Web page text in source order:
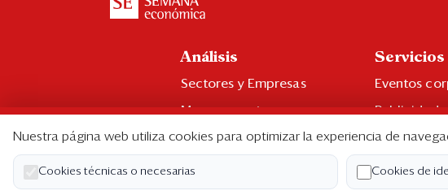
Análisis
Sectores y Empresas
Management
Economía y Finanzas
Ranking CEO
Servicios
Eventos
Publicidad
Libro de
Nuestra página web utiliza cookies para optimizar la experiencia de
Cookies técnicas o necesarias Cookies de